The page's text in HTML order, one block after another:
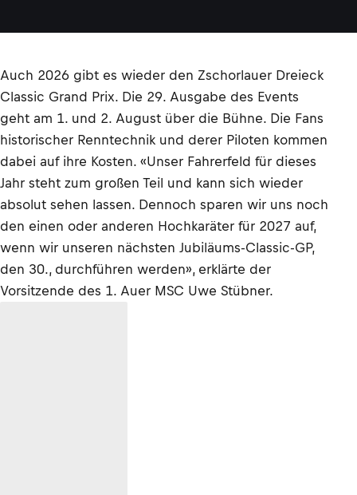
Auch 2026 gibt es wieder den Zschorlauer Dreieck
Classic Grand Prix. Die 29. Ausgabe des Events
geht am 1. und 2. August über die Bühne. Die Fans
historischer Renntechnik und derer Piloten kommen
dabei auf ihre Kosten. «Unser Fahrerfeld für dieses
Jahr steht zum großen Teil und kann sich wieder
absolut sehen lassen. Dennoch sparen wir uns noch
den einen oder anderen Hochkaräter für 2027 auf,
wenn wir unseren nächsten Jubiläums-Classic-GP,
den 30., durchführen werden», erklärte der
Vorsitzende des 1. Auer MSC Uwe Stübner.